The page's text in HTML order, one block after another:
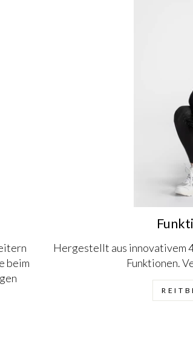
beim
Hergestellt aus innovativem
Funktionen.